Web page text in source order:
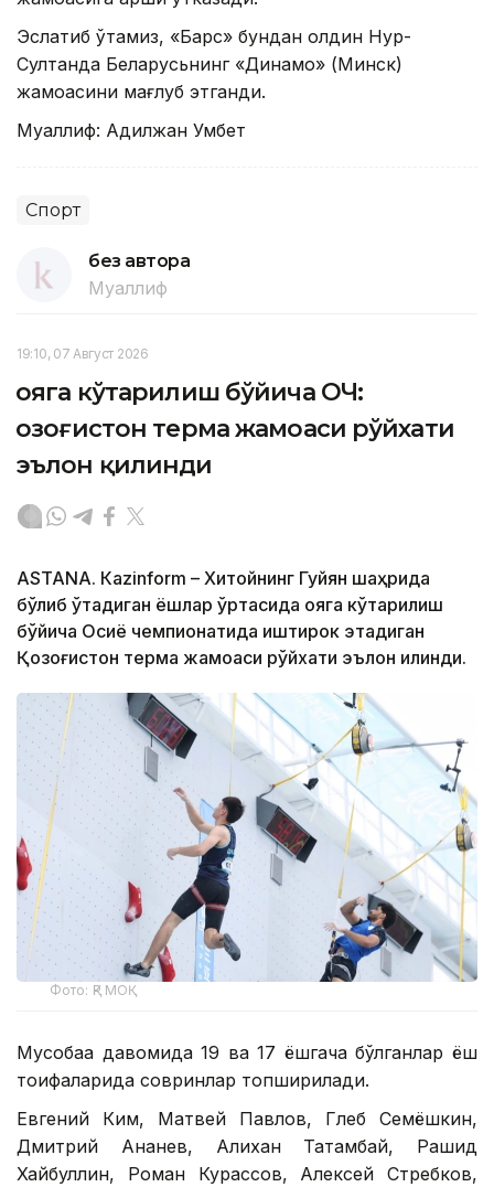
Эслатиб ўтамиз, «Барс» бундан олдин Нур-
Султанда Беларусьнинг «Динамо» (Минск)
жамоасини мағлуб этганди.
Муаллиф: Адилжан Умбет
Спорт
без автора
Муаллиф
19:10, 07 Август 2026
Қояга кўтарилиш бўйича ОЧ:
Қозоғистон терма жамоаси рўйхати
эълон қилинди
ASTANА. Кazinform – Хитойнинг Гуйян шаҳрида
бўлиб ўтадиган ёшлар ўртасида қояга кўтарилиш
бўйича Осиё чемпионатида иштирок этадиган
Қозоғистон терма жамоаси рўйхати эълон қилинди.
Фото: ҚР МОҚ
Мусобақа давомида 19 ва 17 ёшгача бўлганлар ёш
тоифаларида совринлар топширилади.
Евгений Ким, Матвей Павлов, Глеб Семёшкин,
Дмитрий Ананев, Алихан Татамбай, Рашид
Хайбуллин, Роман Курассов, Алексей Стребков,